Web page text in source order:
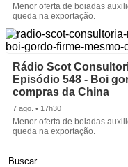
Menor oferta de boiadas
queda na exportação.
Rádio Scot
Episódio 548 - Boi
compras da China
7 ago. • 17h30
Menor oferta de boiadas
queda na exportação.